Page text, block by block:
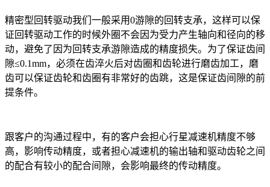
精密型回转驱动我们一般采用0游隙的回转支承，这样可以保
证回转驱动工作的时候外圈不会因为受力产生轴向和径向的移
动，避免了因为回转支承游隙造成的精度损失。为了保证齿间
隙≤0.1mm，必须在齿淬火后对齿圈和齿轮进行磨齿加工，磨
齿可以保证齿轮和齿圈有非常好的齿跳，这是保证齿间隙的前
提条件。
跟客户的沟通过程中，有的客户会担心行星减速机精度不够
高，影响传动精度，或者担心减速机的输出轴和驱动齿轮之间
的配合有较小的配合间隙，会影响最终的传动精度。